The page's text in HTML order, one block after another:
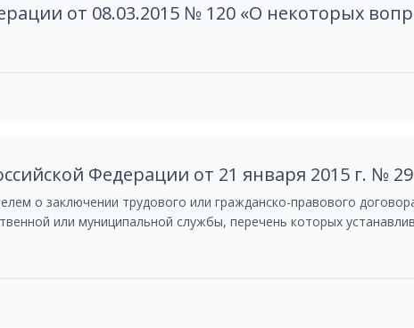
от 08.03.2015 № 120 «О некоторых
Федерации от 21 января 2015 г. № 29
о заключении трудового или гражданско-правового
или муниципальной службы, перечень которых